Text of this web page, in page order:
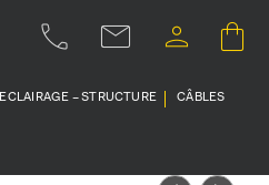
ECLAIRAGE – STRUCTURE CÂBLES